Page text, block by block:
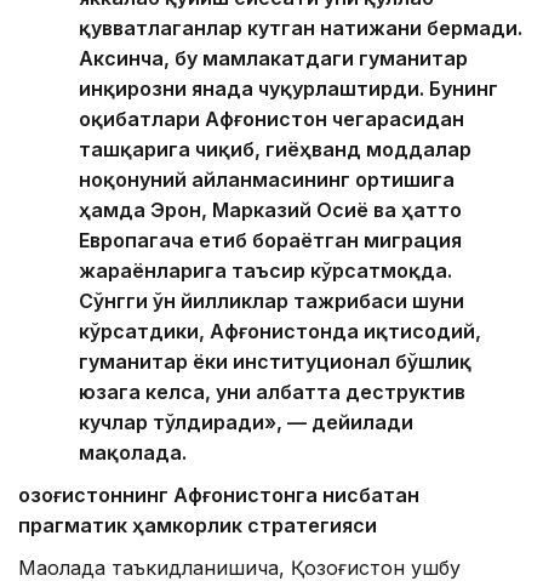
қувватлаганлар кутган натижани бермади.
Аксинча, бу мамлакатдаги гуманитар
инқирозни янада чуқурлаштирди. Бунинг
оқибатлари Афғонистон чегарасидан
ташқарига чиқиб, гиёҳванд моддалар
ноқонуний айланмасининг ортишига
ҳамда Эрон, Марказий Осиё ва ҳатто
Европагача етиб бораётган миграция
жараёнларига таъсир кўрсатмоқда.
Сўнгги ўн йилликлар тажрибаси шуни
кўрсатдики, Афғонистонда иқтисодий,
гуманитар ёки институционал бўшлиқ
юзага келса, уни албатта деструктив
кучлар тўлдиради», — дейилади
мақолада.
Қозоғистоннинг Афғонистонга нисбатан
прагматик ҳамкорлик стратегияси
Мақолада таъкидланишича, Қозоғистон ушбу